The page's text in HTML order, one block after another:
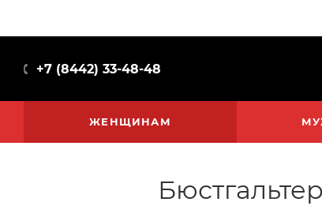
+7 (8442) 33-48-48
ЖЕНЩИНАМ